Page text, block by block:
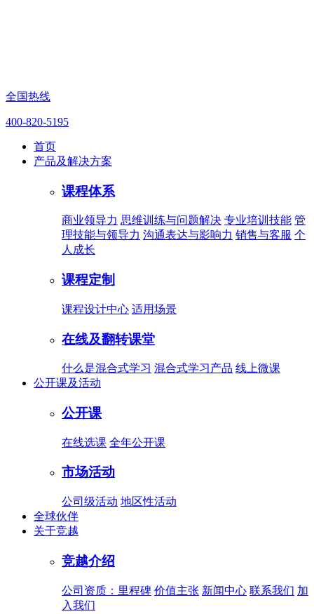
全国热线
400-820-5195
首页
产品及解决方案
课程体系
商业领导力 思维训练与问题解决 专业培训技能 管
理技能与领导力 沟通表达与影响力 销售与客服 个
人成长
课程定制
课程设计中心 适用场景
在线及翻转课堂
什么是混合式学习 混合式学习产品 线上微课
公开课及活动
公开课
在线选课 全年公开课
市场活动
公司级活动 地区性活动
全球伙伴
关于竞越
竞越介绍
公司资质：里程碑 价值主张 新闻中心 联系我们 加
入我们